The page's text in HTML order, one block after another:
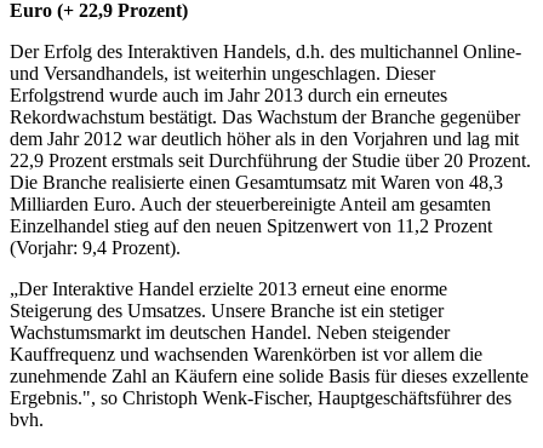
Euro (+ 22,9 Prozent)
Der Erfolg des Interaktiven Handels, d.h. des multichannel Online-
und Versandhandels, ist weiterhin ungeschlagen. Dieser
Erfolgstrend wurde auch im Jahr 2013 durch ein erneutes
Rekordwachstum bestätigt. Das Wachstum der Branche gegenüber
dem Jahr 2012 war deutlich höher als in den Vorjahren und lag mit
22,9 Prozent erstmals seit Durchführung der Studie über 20 Prozent.
Die Branche realisierte einen Gesamtumsatz mit Waren von 48,3
Milliarden Euro. Auch der steuerbereinigte Anteil am gesamten
Einzelhandel stieg auf den neuen Spitzenwert von 11,2 Prozent
(Vorjahr: 9,4 Prozent).
„Der Interaktive Handel erzielte 2013 erneut eine enorme
Steigerung des Umsatzes. Unsere Branche ist ein stetiger
Wachstumsmarkt im deutschen Handel. Neben steigender
Kauffrequenz und wachsenden Warenkörben ist vor allem die
zunehmende Zahl an Käufern eine solide Basis für dieses exzellente
Ergebnis.", so Christoph Wenk-Fischer, Hauptgeschäftsführer des
bvh.